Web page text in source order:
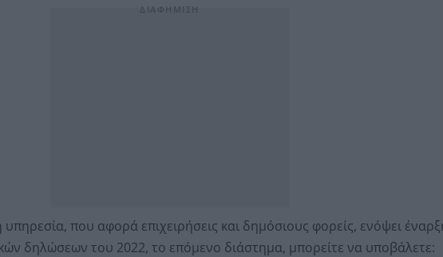
που αφορά επιχειρήσεις και δημόσιους φορείς, ενόψει
δηλώσεων του 2022, το επόμενο διάστημα, μπορείτε να υποβάλετε: